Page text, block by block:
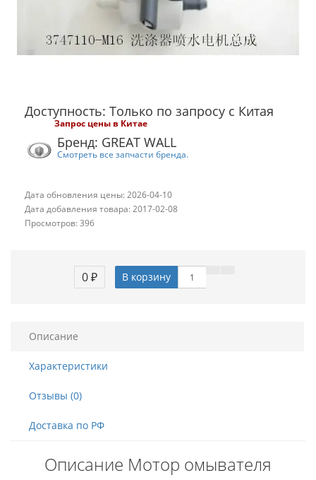
Доступность: Только по запросу с Китая
Запрос цены в Китае
Бренд: GREAT WALL
Смотреть все запчасти бренда.
Дата обновления цены: 2026-04-10
Дата добавления товара: 2017-02-08
Просмотров: 396
0 ₽ В корзину
Описание
Характеристики
Отзывы (0)
Доставка по РФ
Описание Мотор омывателя